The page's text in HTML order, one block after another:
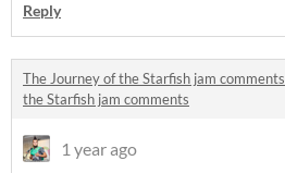
Reply
The Journey of the Starfish jam comments
the Starfish jam comments
1 year ago